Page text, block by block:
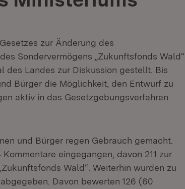
zur Änderung des
Sondervermögens „Zukunftsfonds Wald“
des Landes zur Diskussion gestellt. Bis
Bürger die Möglichkeit, den Entwurf zu
aktiv in das Gesetzgebungsverfahren
und Bürger regen Gebrauch gemacht.
eingegangen, davon 211 zur
Wald“. Weiterhin wurden zu
Davon bewerten 126 (60